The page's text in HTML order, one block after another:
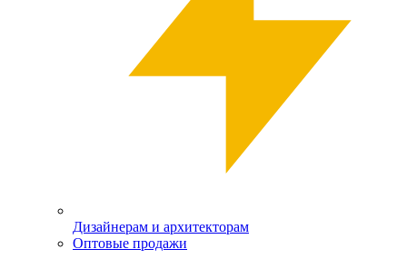
Дизайнерам и архитекторам
Оптовые продажи